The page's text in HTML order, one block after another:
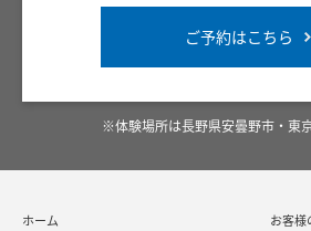
ご予約はこちら
※体験場所は長野県安曇野市・東
ホーム
お客様